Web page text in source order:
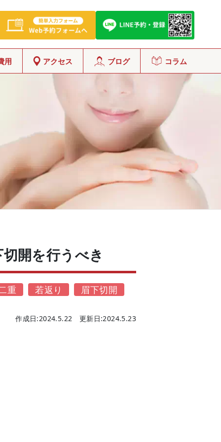
用 アクセス ブログ コラム
開を行うべき
重 若返り
眉下切開
作成日:2024.5.22 更新日:2024.5.23